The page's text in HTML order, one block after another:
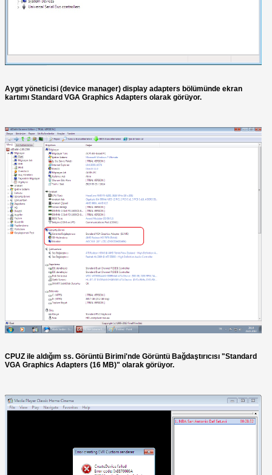
Aygıt yöneticisi (device manager) display adapters bölümünde ekran
kartımı Standard VGA Graphics Adapters olarak görüyor.
CPUZ ile aldığım ss. Görüntü Birimi'nde Görüntü Bağdaştırıcısı "Standard
VGA Graphics Adapters (16 MB)" olarak görüyor.